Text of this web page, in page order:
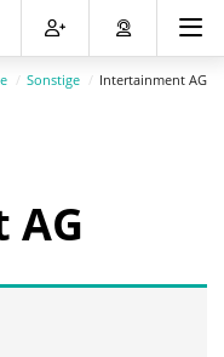
Sonstige Intertainment AG